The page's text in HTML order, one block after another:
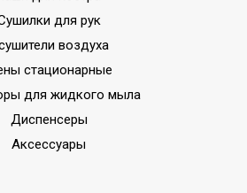
для рук
воздуха
стационарные
для жидкого мыла
Диспенсеры
Аксессуары